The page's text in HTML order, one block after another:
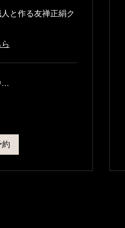
と作る友禅正絹ク
...